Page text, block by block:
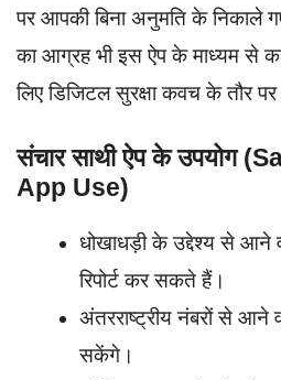
पर आपकी बिना अनुमति के निकाले
का आग्रह भी इस ऐप के माध्यम
लिए डिजिटल सुरक्षा कवच के तौर
संचार साथी ऐप के उपयोग
App Use)
धोखाधड़ी के उद्देश्य से
रिपोर्ट कर सकते हैं।
अंतरराष्ट्रीय नंबरों से आने
सकेंगे।